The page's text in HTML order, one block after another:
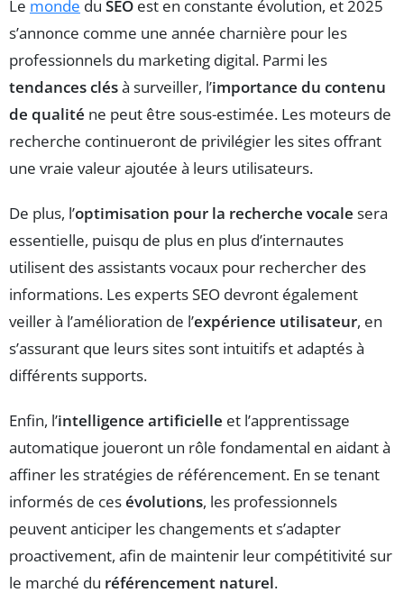
Le monde du SEO est en constante évolution, et 2025
s’annonce comme une année charnière pour les
professionnels du marketing digital. Parmi les
tendances clésà surveiller, l’importance du contenu
de qualité ne peut être sous-estimée. Les moteurs de
recherche continueront de privilégier les sites offrant
une vraie valeur ajoutée à leurs utilisateurs.
De plus, l’optimisation pour la recherche vocale sera
essentielle, puisqu de plus en plus d’internautes
utilisent des assistants vocaux pour rechercher des
informations. Les experts SEO devront également
veiller à l’amélioration de l’expérience utilisateur, en
s’assurant que leurs sites sont intuitifs et adaptés à
différents supports.
Enfin, l’intelligence artificielle et l’apprentissage
automatique joueront un rôle fondamental en aidant à
affiner les stratégies de référencement. En se tenant
informés de cesévolutions, les professionnels
peuvent anticiper les changements et s’adapter
proactivement, afin de maintenir leur compétitivité sur
le marché du référencement naturel.